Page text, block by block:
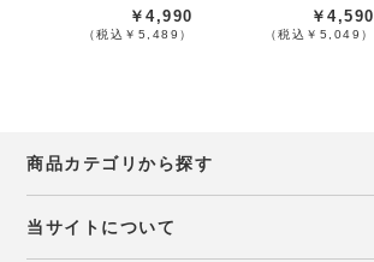
￥4,990
（税込￥5,489）
￥4,590
（税込￥5,049）
商品カテゴリから探す
当サイトについて